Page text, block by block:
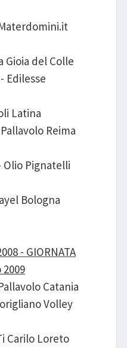
Gioia del Colle
Edilesse
Latina
Reima
Olio Pignatelli
Bologna
- GIORNATA
2009
Catania
Volley
Carilo Loreto